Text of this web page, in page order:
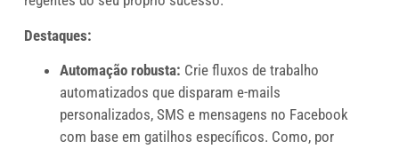
Destaques:
Automação robusta: Crie fluxos de trabalho
automatizados que disparam e-mails
personalizados, SMS e mensagens no Facebook
com base em gatilhos específicos. Como, por